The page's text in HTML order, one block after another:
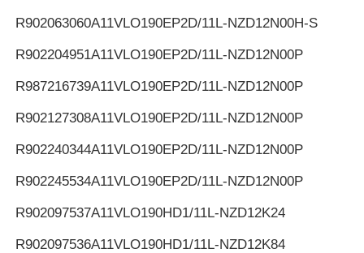
R902063060A11VLO190EP2D/11L-NZD12N00H-S
R902204951A11VLO190EP2D/11L-NZD12N00P
R987216739A11VLO190EP2D/11L-NZD12N00P
R902127308A11VLO190EP2D/11L-NZD12N00P
R902240344A11VLO190EP2D/11L-NZD12N00P
R902245534A11VLO190EP2D/11L-NZD12N00P
R902097537A11VLO190HD1/11L-NZD12K24
R902097536A11VLO190HD1/11L-NZD12K84